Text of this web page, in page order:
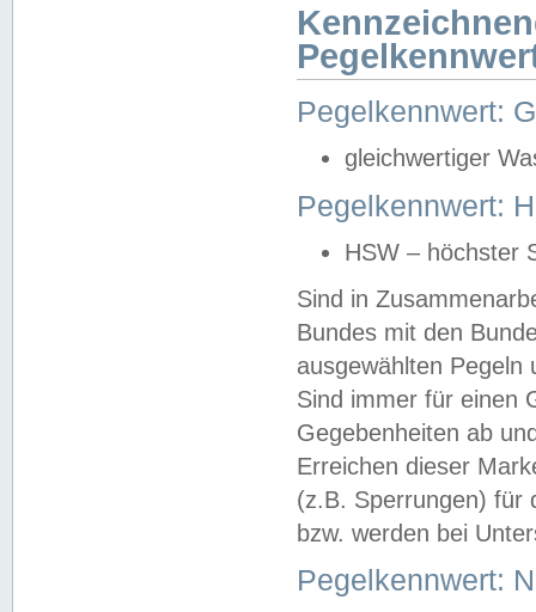
Pegelkennwert:
gleichwertiger
Pegelkennwert:
HSW – höchster
Sind in
Bundes mit den
ausgewählten
Sind immer für einen
Gegebenheiten ab
Erreichen dieser
(z.B. Sperrungen) für
bzw. werden bei
Pegelkennwert: